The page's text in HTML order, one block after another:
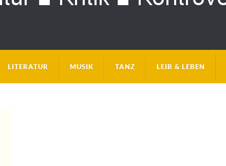
LITERATUR MUSIK TANZ LEIB & LEBEN